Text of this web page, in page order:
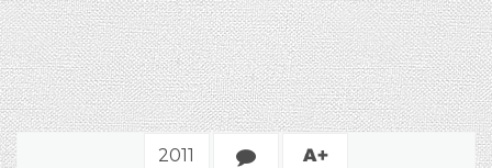
2011